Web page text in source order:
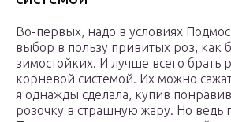
Во-первых, надо в условиях
выбор в пользу привитых роз, как
зимостойких. И лучше всего брать
корневой системой. Их можно
я однажды сделала, купив
розочку в страшную жару. Но ведь